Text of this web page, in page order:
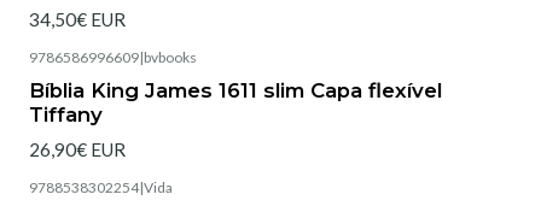
34,50€ EUR
9786586996609|bvbooks
Bíblia King James 1611 slim Capa flexível
Tiffany
26,90€ EUR
9788538302254|Vida